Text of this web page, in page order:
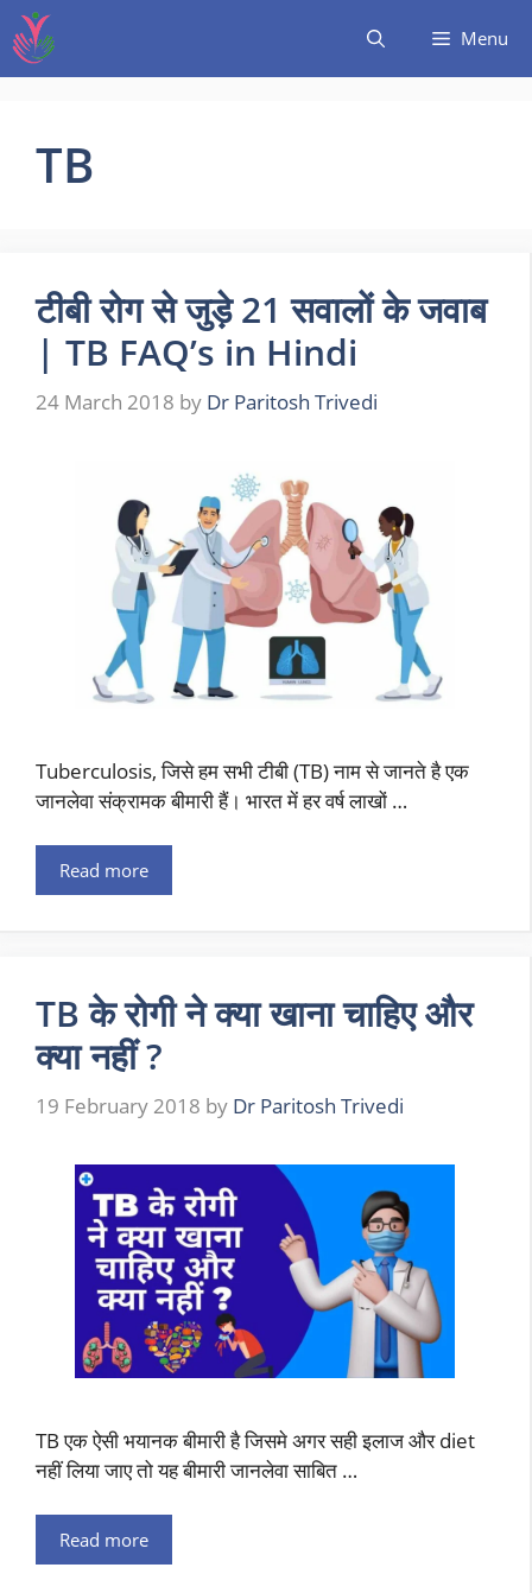
Menu
TB
टीबी रोग से जुड़े 21 सवालों के जवाब
| TB FAQ’s in Hindi
24 March 2018 by Dr Paritosh Trivedi
Tuberculosis, जिसे हम सभी टीबी (TB) नाम से जानते है एक
जानलेवा संक्रामक बीमारी हैं। भारत में हर वर्ष लाखों …
Read more
TB के रोगी ने क्या खाना चाहिए और
क्या नहीं ?
19 February 2018 by Dr Paritosh Trivedi
TB एक ऐसी भयानक बीमारी है जिसमे अगर सही इलाज और diet
नहीं लिया जाए तो यह बीमारी जानलेवा साबित …
Read more